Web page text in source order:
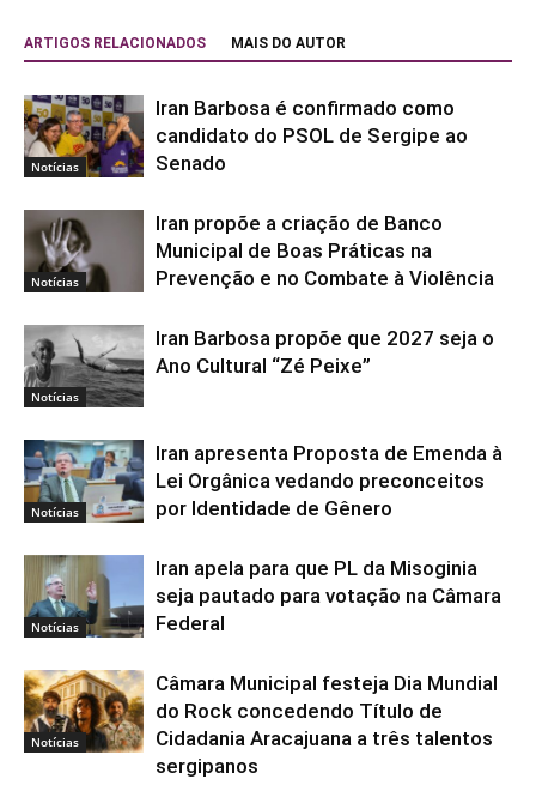
ARTIGOS RELACIONADOS MAIS DO AUTOR
Notícias
Iran Barbosa é confirmado como
candidato do PSOL de Sergipe ao
Senado
Notícias
Iran propõe a criação de Banco
Municipal de Boas Práticas na
Prevenção e no Combate à Violência
Notícias
Iran Barbosa propõe que 2027 seja o
Ano Cultural “Zé Peixe”
Notícias
Iran apresenta Proposta de Emenda à
Lei Orgânica vedando preconceitos
por Identidade de Gênero
Notícias
Iran apela para que PL da Misoginia
seja pautado para votação na Câmara
Federal
Notícias
Câmara Municipal festeja Dia Mundial
do Rock concedendo Título de
Cidadania Aracajuana a três talentos
sergipanos